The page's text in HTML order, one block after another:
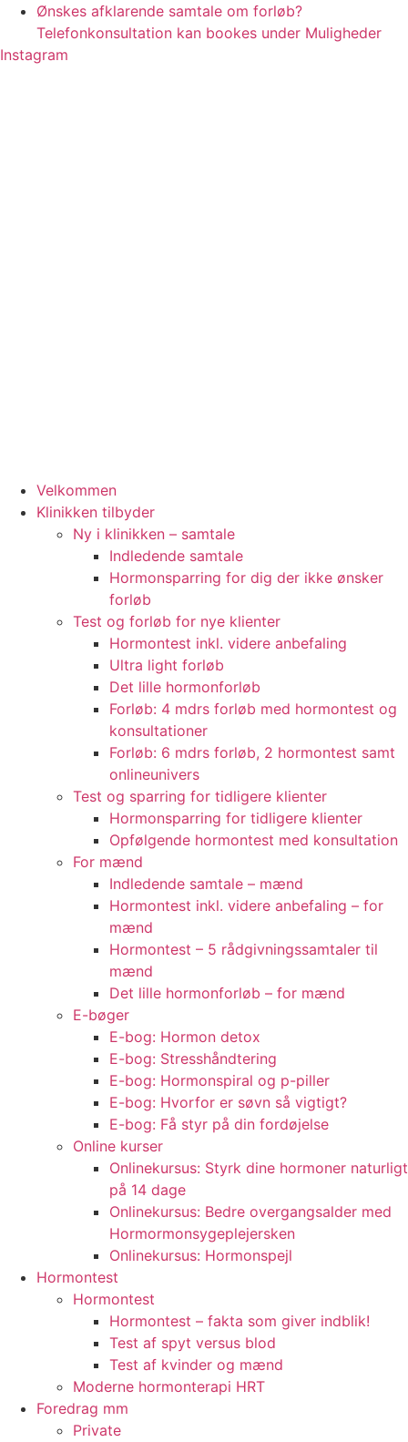
Videre
indhold
Ønskes afklarende samtale om forløb?
Telefonkonsultation kan bookes under Muligheder
Instagram
Velkommen
Klinikken tilbyder
Ny i klinikken – samtale
Indledende samtale
Hormonsparring for dig der ikke ønsker
forløb
Test og forløb for nye klienter
Hormontest inkl. videre anbefaling
Ultra light forløb
Det lille hormonforløb
Forløb: 4 mdrs forløb med hormontest og
konsultationer
Forløb: 6 mdrs forløb, 2 hormontest samt
onlineunivers
Test og sparring for tidligere klienter
Hormonsparring for tidligere klienter
Opfølgende hormontest med konsultation
For mænd
Indledende samtale – mænd
Hormontest inkl. videre anbefaling – for
mænd
Hormontest – 5 rådgivningssamtaler til
mænd
Det lille hormonforløb – for mænd
E-bøger
E-bog: Hormon detox
E-bog: Stresshåndtering
E-bog: Hormonspiral og p-piller
E-bog: Hvorfor er søvn så vigtigt?
E-bog: Få styr på din fordøjelse
Online kurser
Onlinekursus: Styrk dine hormoner naturligt
på 14 dage
Onlinekursus: Bedre overgangsalder med
Hormormonsygeplejersken
Onlinekursus: Hormonspejl
Hormontest
Hormontest
Hormontest – fakta som giver indblik!
Test af spyt versus blod
Test af kvinder og mænd
Moderne hormonterapi HRT
Foredrag mm
Private